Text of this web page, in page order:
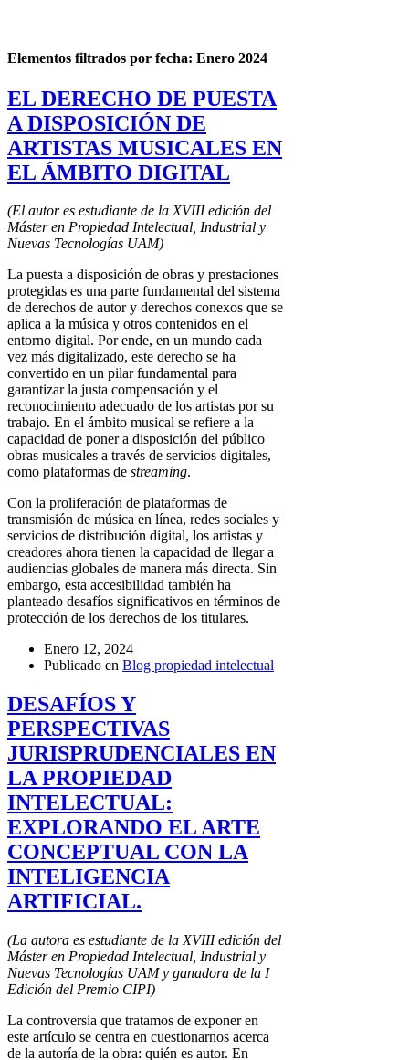
Elementos filtrados por fecha: Enero 2024
EL DERECHO DE PUESTA
A DISPOSICIÓN DE
ARTISTAS MUSICALES EN
EL ÁMBITO DIGITAL
(El autor es estudiante de la XVIII edición del
Máster en Propiedad Intelectual, Industrial y
Nuevas Tecnologías UAM)
La puesta a disposición de obras y prestaciones
protegidas es una parte fundamental del sistema
de derechos de autor y derechos conexos que se
aplica a la música y otros contenidos en el
entorno digital. Por ende, en un mundo cada
vez más digitalizado, este derecho se ha
convertido en un pilar fundamental para
garantizar la justa compensación y el
reconocimiento adecuado de los artistas por su
trabajo. En el ámbito musical se refiere a la
capacidad de poner a disposición del público
obras musicales a través de servicios digitales,
como plataformas de streaming.
Con la proliferación de plataformas de
transmisión de música en línea, redes sociales y
servicios de distribución digital, los artistas y
creadores ahora tienen la capacidad de llegar a
audiencias globales de manera más directa. Sin
embargo, esta accesibilidad también ha
planteado desafíos significativos en términos de
protección de los derechos de los titulares.
Enero 12, 2024
Publicado en Blog propiedad intelectual
DESAFÍOS Y
PERSPECTIVAS
JURISPRUDENCIALES EN
LA PROPIEDAD
INTELECTUAL:
EXPLORANDO EL ARTE
CONCEPTUAL CON LA
INTELIGENCIA
ARTIFICIAL.
(La autora es estudiante de la XVIII edición del
Máster en Propiedad Intelectual, Industrial y
Nuevas Tecnologías UAM y ganadora de la I
Edición del Premio CIPI)
La controversia que tratamos de exponer en
este artículo se centra en cuestionarnos acerca
de la autoría de la obra: quién es autor. En